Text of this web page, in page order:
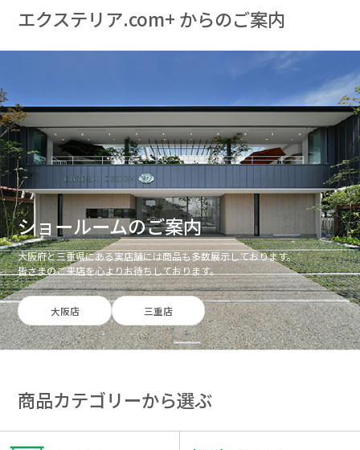
エクステリア.com+ からのご案内
ショールームのご案内
大阪府と三重県にある実店舗には商品も多数展示しております。
皆さまのご来店を心よりお待ちしております。
大阪店 三重店
商品カテゴリーから選ぶ